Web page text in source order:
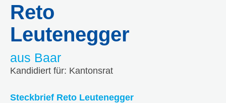
Reto
Leutenegger
aus Baar
Kandidiert für: Kantonsrat
Steckbrief Reto Leutenegger